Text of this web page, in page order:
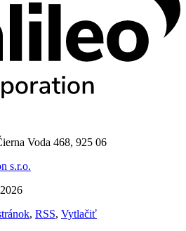
Voda 468, 925 06
s.r.o.
, RSS, Vytlačiť